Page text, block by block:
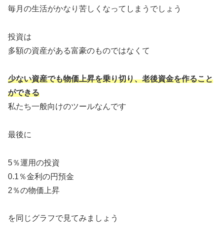
毎月の生活がかなり苦しくなってしまうでしょう
投資は
多額の資産がある富豪のものではなくて
少ない資産でも物価上昇を乗り切り、老後資金を作ること
ができる
私たち一般向けのツールなんです
最後に
5％運用の投資
0.1％金利の円預金
2％の物価上昇
を同じグラフで見てみましょう